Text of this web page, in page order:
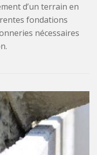
d’un terrain en
fondations
nécessaires